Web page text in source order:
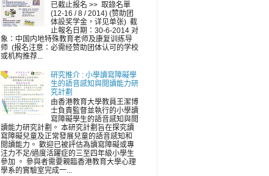
已截止报名 >> 取錄名單
(12-16 / 8 / 2014) (赞助团
体設奖学金，详见单张) 截
止報名日期：30-6-2014 对
象：中国内地特殊教育老师及康复训练导
师 (报名注意：必需经赞助团体认可的学校
或机构推荐...
研究推介 : 小學讀寫障礙學
生的語音感知與閲讀能力研
究計劃
由香港教育大學教員王潔博
士負責監督並執行的小學讀
寫障礙學生的語音感知與閲
讀能力研究計劃。 本研究計劃旨在探究讀
寫障礙兒童及正常發展兒童的語音感知和
閲讀能力。 歡迎已被評估為讀寫障礙或專
注力不足/過度活躍症的三至四年級小學生
參加 。 參與者需要親臨香港教育大學心理
學系的實驗室完成一...